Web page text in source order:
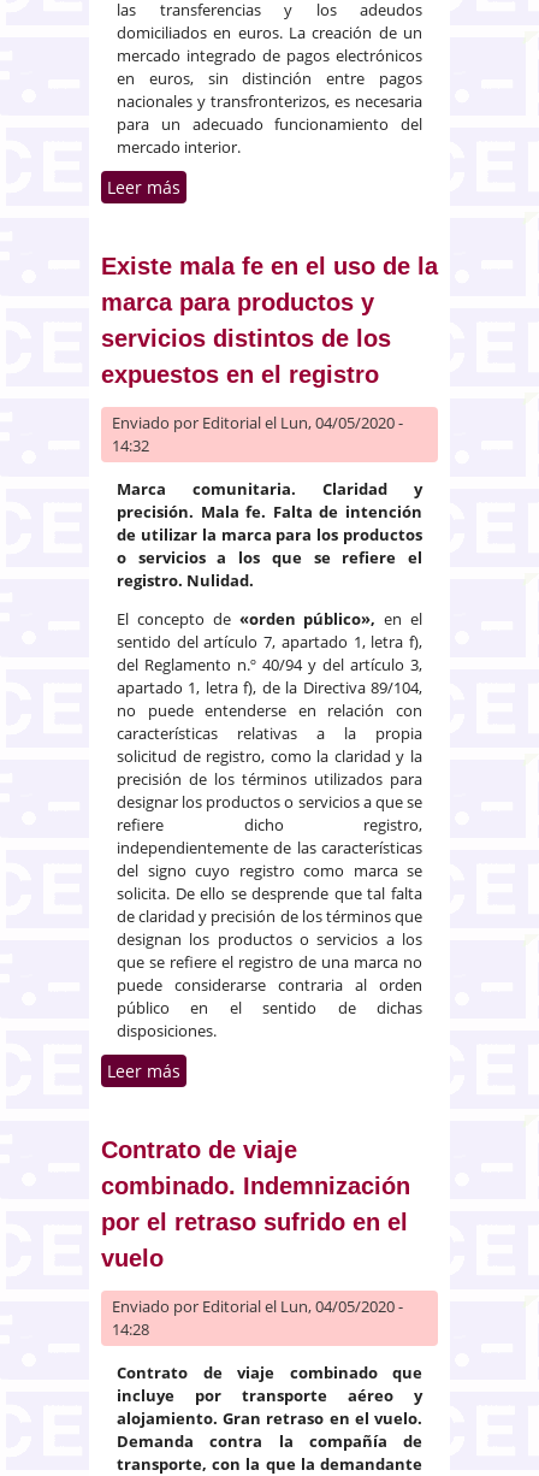
las transferencias y los adeudos
domiciliados en euros. La creación de un
mercado integrado de pagos electrónicos
en euros, sin distinción entre pagos
nacionales y transfronterizos, es necesaria
para un adecuado funcionamiento del
mercado interior.
Leer más
domiciliados en euros
Existe mala fe en el uso de la
marca para productos y
servicios distintos de los
expuestos en el registro
Enviado por Editorialel Lun, 04/05/2020 -
14:32
Marca comunitaria. Claridad y
precisión. Mala fe. Falta de intención
de utilizar la marca para los productos
o servicios a los que se refiere el
registro. Nulidad.
El concepto de «orden público», en el
sentido del artículo 7, apartado 1, letra f),
del Reglamento n.º 40/94 y del artículo 3,
apartado 1, letra f), de la Directiva 89/104,
no puede entenderse en relación con
características relativas a la propia
solicitud de registro, como la claridad y la
precisión de los términos utilizados para
designar los productos o servicios a que se
refiere dicho registro,
independientemente de las características
del signo cuyo registro como marca se
solicita. De ello se desprende que tal falta
de claridad y precisión de los términos que
designan los productos o servicios a los
que se refiere el registro de una marca no
puede considerarse contraria al orden
público en el sentido de dichas
disposiciones.
Leer más
expuestos en el registro
Contrato de viaje
combinado. Indemnización
por el retraso sufrido en el
vuelo
Enviado por Editorialel Lun, 04/05/2020 -
14:28
Contrato de viaje combinado que
incluye por transporte aéreo y
alojamiento. Gran retraso en el vuelo.
Demanda contra la compañía de
transporte, con la que la demandante